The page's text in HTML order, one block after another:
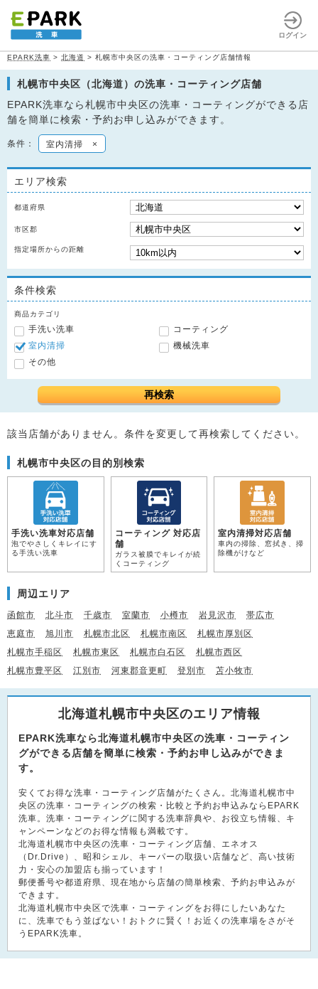
ログイン
EPARK洗車 > 北海道 > 札幌市中央区の洗車・コーティング店舗情報
札幌市中央区（北海道）の洗車・コーティング店舗
EPARK洗車なら札幌市中央区の洗車・コーティングができる店
舗を簡単に検索・予約お申し込みができます。
条件： 室内清掃 ×
エリア検索
都道府県
市区郡
指定場所からの距離
条件検索
商品カテゴリ
手洗い洗車
コーティング
室内清掃
機械洗車
その他
再検索
該当店舗がありません。条件を変更して再検索してください。
札幌市中央区の目的別検索
手洗い洗車対応店舗
泡でやさしくキレイにす
る手洗い洗車
コーティング 対応店
舗
ガラス被膜でキレイが続
くコーティング
室内清掃対応店舗
車内の掃除、窓拭き、掃
除機がけなど
周辺エリア
函館市 北斗市 千歳市 室蘭市 小樽市 岩見沢市
帯広市
恵庭市
旭川市 札幌市北区 札幌市南区
札幌市厚別区
札幌市手稲区
札幌市東区 札幌市白石区
札幌市西区
札幌市豊平区
江別市 河東郡音更町 登別市 苫小牧市
北海道札幌市中央区のエリア情報
EPARK洗車なら北海道札幌市中央区の洗車・コーティン
グができる店舗を簡単に検索・予約お申し込みができま
す。
安くてお得な洗車・コーティング店舗がたくさん。北海道札幌市中
央区の洗車・コーティングの検索・比較と予約お申込みならEPARK
洗車。洗車・コーティングに関する洗車辞典や、お役立ち情報、キ
ャンペーンなどのお得な情報も満載です。
北海道札幌市中央区の洗車・コーティング店舗、エネオス
（Dr.Drive）、昭和シェル、キーパーの取扱い店舗など、高い技術
力・安心の加盟店も揃っています！
郵便番号や都道府県、現在地から店舗の簡単検索、予約お申込みが
できます。
北海道札幌市中央区で洗車・コーティングをお得にしたいあなた
に、洗車でもう並ばない！おトクに賢く！お近くの洗車場をさがそ
うEPARK洗車。